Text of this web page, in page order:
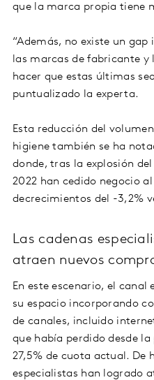
que la marca propia tiene
“Además, no existe un
las marcas de fabricante
hacer que estas últimas
puntualizado la experta.
Esta reducción del
higiene también se ha
donde, tras la explosión
2022 han cedido negocio
decrecimientos del -3,2%
Las cadenas
atraen nuevos
En este escenario, el
su espacio incorporando
de canales, incluido
que había perdido desde
27,5% de cuota actual. De
especialistas han logrado